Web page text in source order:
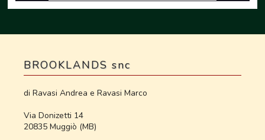
BROOKLANDS snc
di Ravasi Andrea e Ravasi Marco
Via Donizetti 14
20835 Muggiò (MB)